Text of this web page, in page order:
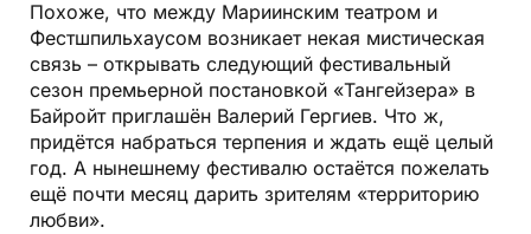
Похоже, что между Мариинским театром и
Фестшпильхаусом возникает некая мистическая
связь – открывать следующий фестивальный
сезон премьерной постановкой «Тангейзера» в
Байройт приглашён Валерий Гергиев. Что ж,
придётся набраться терпения и ждать ещё целый
год. А нынешнему фестивалю остаётся пожелать
ещё почти месяц дарить зрителям «территорию
любви».